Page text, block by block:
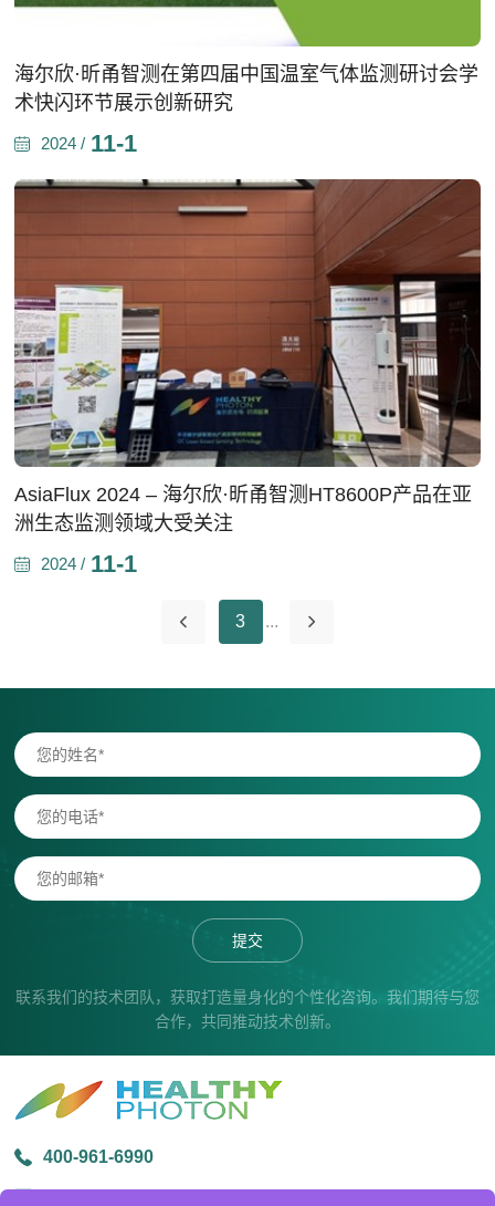
海尔欣·昕甬智测在第四届中国温室气体监测研讨会学
术快闪环节展示创新研究
2024 / 11-1
AsiaFlux 2024 – 海尔欣·昕甬智测HT8600P产品在亚
洲生态监测领域大受关注
2024 / 11-1
3 ...
提交
联系我们的技术团队，获取打造量身化的个性化咨询。我们期待与您
合作，共同推动技术创新。
400-961-6990